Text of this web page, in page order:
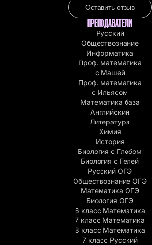
Оставить отзыв
ПРЕПОДАВАТЕЛИ
Русский
Обществознание
Информатика
Проф. математика
с Машей
Проф. математика
c Ильясом
Математика база
Английский
Литература
Химия
История
Биология с Глебом
Биология с Гелей
Русский ОГЭ
Обществознание ОГЭ
Математика ОГЭ
Биология ОГЭ
6 класс Математика
7 класс Математика
8 класс Математика
7 класс Русский